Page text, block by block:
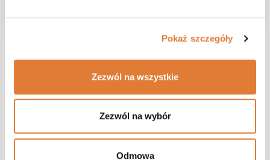
Pokaż szczegóły
Zezwól na wszystkie
Zezwól na wybór
Odmowa
zweryfikowano
5
Na początku były pewne problemy, ale można je było
naprawić. Kanapa robi bardzo dobre i wysokiej jakości
wrażenie.
funkcją spania, Tilia 90
7/10/2026